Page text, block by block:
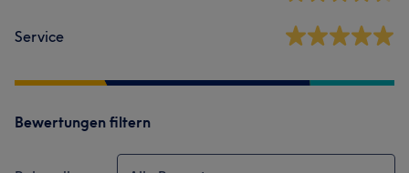
Service
Bewertungen filtern